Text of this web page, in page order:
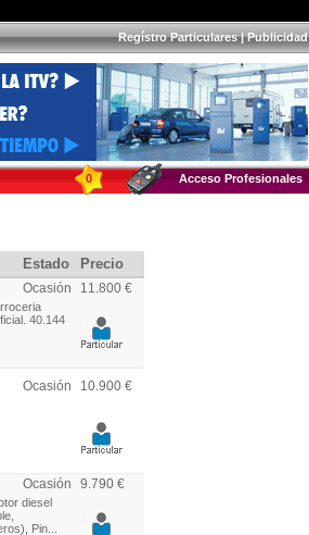
Regístro Particulares|Publicidad
0 Acceso Profesionales
Estado Precio
Ocasión 11.800 €
40.144
Ocasión 10.900 €
Ocasión 9.790 €
diesel
Pin...